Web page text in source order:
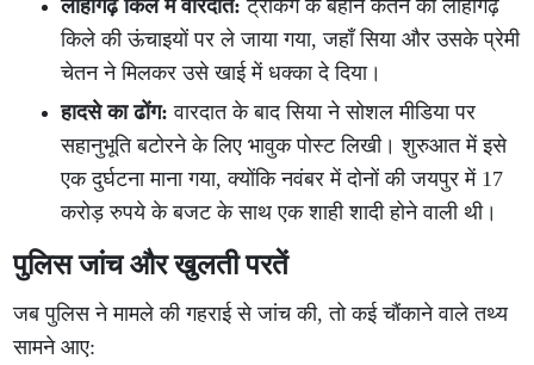
लोहागढ़ किले में वारदात: ट्रेकिंग के बहाने केतन को लोहागढ़
किले की ऊंचाइयों पर ले जाया गया, जहाँ सिया और उसके प्रेमी
चेतन ने मिलकर उसे खाई में धक्का दे दिया।
हादसे का ढोंग: वारदात के बाद सिया ने सोशल मीडिया पर
सहानुभूति बटोरने के लिए भावुक पोस्ट लिखी। शुरुआत में इसे
एक दुर्घटना माना गया, क्योंकि नवंबर में दोनों की जयपुर में 17
करोड़ रुपये के बजट के साथ एक शाही शादी होने वाली थी।
पुलिस जांच और खुलती परतें
जब पुलिस ने मामले की गहराई से जांच की, तो कई चौंकाने वाले तथ्य
सामने आए: